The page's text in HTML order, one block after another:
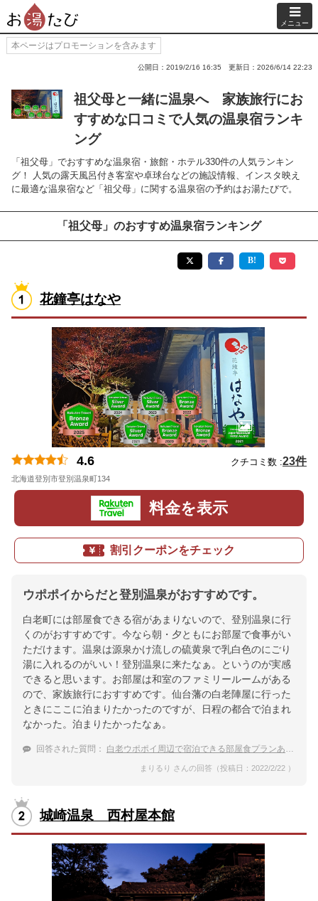
メニュー
本ページはプロモーションを含みます
公開日：2019/2/16 16:35 更新日：2026/6/14 22:23
祖父母と一緒に温泉へ 家族旅行にお
すすめな口コミで人気の温泉宿ランキ
ング
「祖父母」でおすすめな温泉宿・旅館・ホテル330件の人気ランキン
グ！ 人気の露天風呂付き客室や卓球台などの施設情報、インスタ映え
に最適な温泉宿など「祖父母」に関する温泉宿の予約はお湯たびで。
「祖父母」のおすすめ温泉宿ランキング
花鐘亭はなや
4.6 クチコミ数 :23件
北海道登別市登別温泉町134
料金を表示
割引クーポンをチェック
ウポポイからだと登別温泉がおすすめです。
白老町には部屋食できる宿があまりないので、登別温泉に行
くのがおすすめです。今なら朝・夕ともにお部屋で食事がい
ただけます。温泉は源泉かけ流しの硫黄泉で乳白色のにごり
湯に入れるのがいい！登別温泉に来たなぁ。というのが実感
できると思います。お部屋は和室のファミリールームがある
ので、家族旅行におすすめです。仙台藩の白老陣屋に行った
ときにここに泊まりたかったのですが、日程の都合で泊まれ
なかった。泊まりたかったなぁ。
回答された質問： 白老ウポポイ周辺で宿泊できる部屋食プランありの温泉宿
まりるり さんの回答（投稿日：2022/2/22 ）
城崎温泉 西村屋本館